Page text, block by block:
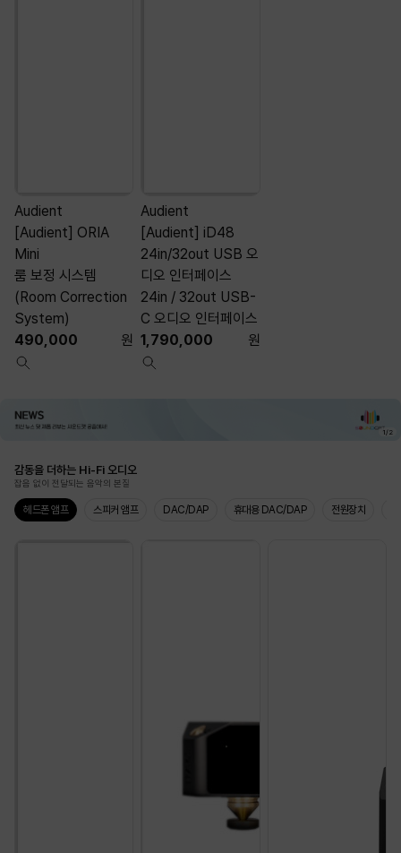
Audient
[Audient] ORIA
Mini
룸 보정 시스템
(Room Correction
System)
490,000
원
Audient
[Audient] iD48
24in/32out USB 오
디오 인터페이스
24in / 32out USB-
C 오디오 인터페이스
1,790,000
원
1 / 2
감동을 더하는 Hi-Fi 오디오
잡음 없이 전달되는 음악의 본질
헤드폰 앰프 스피커 앰프 DAC/DAP 휴대용 DAC/DAP 전원장치